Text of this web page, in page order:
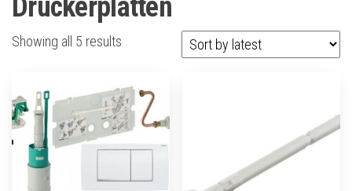
Drückerplatten
Showing all 5 results